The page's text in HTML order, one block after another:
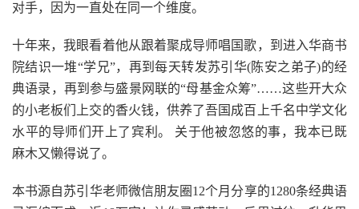
对手，因为一直处在同一个维度。
十年来，我眼看着他从跟着聚成导师唱国歌，到进入华商书
院结识一堆“学兄”，再到每天转发苏引华(陈安之弟子)的经
典语录，再到参与盛景网联的“母基金众筹”……这些开大众
的小老板们上交的香火钱，供养了吾国成百上千名中学文化
水平的导师们开上了宾利。 关于他被忽悠的事，我本已既
麻木又懒得说了。
本书源自苏引华老师微信朋友圈12个月分享的1280条经典语